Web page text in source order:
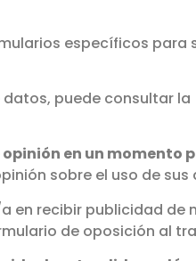
específicos
puede consultar
en un momento
sobre el uso de
en recibir publicidad
de oposición al